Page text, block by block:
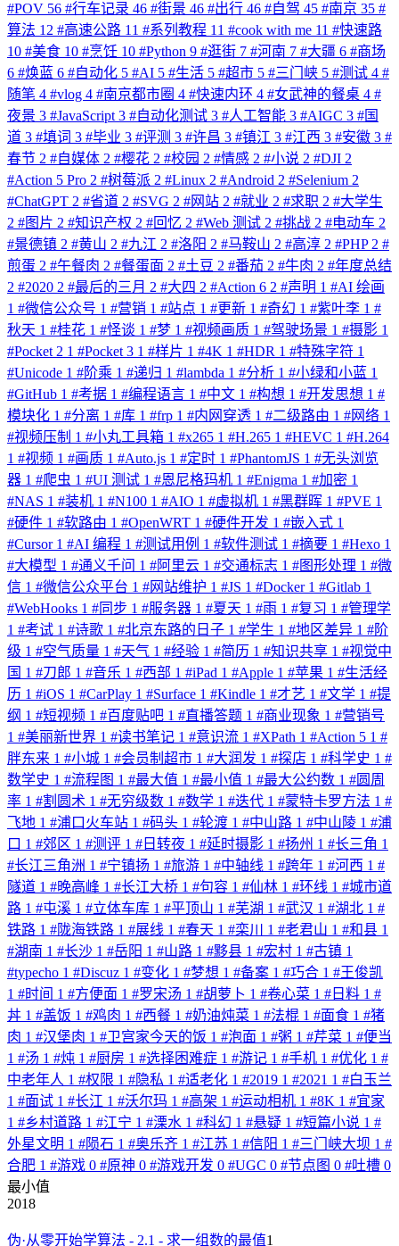
#POV 56 #行车记录 46 #街景 46 #出行 46 #自驾 45 #南京 35 #
算法 12 #高速公路 11 #系列教程 11 #cook with me 11 #快速路
10 #美食 10 #烹饪 10 #Python 9 #逛街 7 #河南 7 #大疆 6 #商场
6 #焕蓝 6 #自动化 5 #AI 5 #生活 5 #超市 5 #三门峡 5 #测试 4 #
随笔 4 #vlog 4 #南京都市圈 4 #快速内环 4 #女武神的餐桌 4 #
夜景 3 #JavaScript 3 #自动化测试 3 #人工智能 3 #AIGC 3 #国
道 3 #填词 3 #毕业 3 #评测 3 #许昌 3 #镇江 3 #江西 3 #安徽 3 #
春节 2 #自媒体 2 #樱花 2 #校园 2 #情感 2 #小说 2 #DJI 2
#Action 5 Pro 2 #树莓派 2 #Linux 2 #Android 2 #Selenium 2
#ChatGPT 2 #省道 2 #SVG 2 #网站 2 #就业 2 #求职 2 #大学生
2 #图片 2 #知识产权 2 #回忆 2 #Web 测试 2 #挑战 2 #电动车 2
#景德镇 2 #黄山 2 #九江 2 #洛阳 2 #马鞍山 2 #高淳 2 #PHP 2 #
煎蛋 2 #午餐肉 2 #餐蛋面 2 #土豆 2 #番茄 2 #牛肉 2 #年度总结
2 #2020 2 #最后的三月 2 #大四 2 #Action 6 2 #声明 1 #AI 绘画
1 #微信公众号 1 #营销 1 #站点 1 #更新 1 #奇幻 1 #紫叶李 1 #
秋天 1 #桂花 1 #怪谈 1 #梦 1 #视频画质 1 #驾驶场景 1 #摄影 1
#Pocket 2 1 #Pocket 3 1 #样片 1 #4K 1 #HDR 1 #特殊字符 1
#Unicode 1 #阶乘 1 #递归 1 #lambda 1 #分析 1 #小绿和小蓝 1
#GitHub 1 #考据 1 #编程语言 1 #中文 1 #构想 1 #开发思想 1 #
模块化 1 #分离 1 #库 1 #frp 1 #内网穿透 1 #二级路由 1 #网络 1
#视频压制 1 #小丸工具箱 1 #x265 1 #H.265 1 #HEVC 1 #H.264
1 #视频 1 #画质 1 #Auto.js 1 #定时 1 #PhantomJS 1 #无头浏览
器 1 #爬虫 1 #UI 测试 1 #恩尼格玛机 1 #Enigma 1 #加密 1
#NAS 1 #装机 1 #N100 1 #AIO 1 #虚拟机 1 #黑群晖 1 #PVE 1
#硬件 1 #软路由 1 #OpenWRT 1 #硬件开发 1 #嵌入式 1
#Cursor 1 #AI 编程 1 #测试用例 1 #软件测试 1 #摘要 1 #Hexo 1
#大模型 1 #通义千问 1 #阿里云 1 #交通标志 1 #图形处理 1 #微
信 1 #微信公众平台 1 #网站维护 1 #JS 1 #Docker 1 #Gitlab 1
#WebHooks 1 #同步 1 #服务器 1 #夏天 1 #雨 1 #复习 1 #管理学
1 #考试 1 #诗歌 1 #北京东路的日子 1 #学生 1 #地区差异 1 #阶
级 1 #空气质量 1 #天气 1 #经验 1 #简历 1 #知识共享 1 #视觉中
国 1 #刀郎 1 #音乐 1 #西部 1 #iPad 1 #Apple 1 #苹果 1 #生活经
历 1 #iOS 1 #CarPlay 1 #Surface 1 #Kindle 1 #才艺 1 #文学 1 #提
纲 1 #短视频 1 #百度贴吧 1 #直播答题 1 #商业现象 1 #营销号
1 #美丽新世界 1 #读书笔记 1 #意识流 1 #XPath 1 #Action 5 1 #
胖东来 1 #小城 1 #会员制超市 1 #大润发 1 #探店 1 #科学史 1 #
数学史 1 #流程图 1 #最大值 1 #最小值 1 #最大公约数 1 #圆周
率 1 #割圆术 1 #无穷级数 1 #数学 1 #迭代 1 #蒙特卡罗方法 1 #
飞地 1 #浦口火车站 1 #码头 1 #轮渡 1 #中山路 1 #中山陵 1 #浦
口 1 #郊区 1 #测评 1 # 日转夜 1 #延时摄影 1 #扬州 1 #长三角 1
#长江三角洲 1 #宁镇扬 1 #旅游 1 #中轴线 1 #跨年 1 #河西 1 #
隧道 1 #晚高峰 1 #长江大桥 1 #句容 1 #仙林 1 #环线 1 #城市道
路 1 #屯溪 1 #立体车库 1 #平顶山 1 #芜湖 1 #武汉 1 #湖北 1 #
铁路 1 #陇海铁路 1 #展线 1 #春天 1 #栾川 1 #老君山 1 #和县 1
#湖南 1 #长沙 1 #岳阳 1 #山路 1 #黟县 1 #宏村 1 #古镇 1
#typecho 1 #Discuz 1 #变化 1 #梦想 1 #备案 1 #巧合 1 #王俊凯
1 #时间 1 #方便面 1 #罗宋汤 1 #胡萝卜 1 #卷心菜 1 # 日料 1 #
丼 1 #盖饭 1 #鸡肉 1 #西餐 1 #奶油炖菜 1 #法棍 1 #面食 1 #猪
肉 1 #汉堡肉 1 #卫宫家今天的饭 1 #泡面 1 #粥 1 #芹菜 1 #便当
1 #汤 1 #炖 1 #厨房 1 #选择困难症 1 #游记 1 #手机 1 #优化 1 #
中老年人 1 #权限 1 #隐私 1 #适老化 1 #2019 1 #2021 1 #白玉兰
1 #面试 1 #长江 1 #沃尔玛 1 #高架 1 #运动相机 1 #8K 1 #宜家
1 #乡村道路 1 #江宁 1 #溧水 1 #科幻 1 #悬疑 1 #短篇小说 1 #
外星文明 1 #陨石 1 #奥乐齐 1 #江苏 1 #信阳 1 #三门峡大坝 1 #
合肥 1 #游戏 0 #原神 0 #游戏开发 0 #UGC 0 #节点图 0 #吐槽 0
最小值
2018
伪·从零开始学算法 - 2.1 - 求一组数的最值1